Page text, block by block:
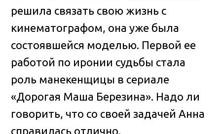
решила связать свою жизнь с
кинематографом, она уже была
состоявшейся моделью. Первой ее
работой по иронии судьбы стала
роль манекенщицы в сериале
«Дорогая Маша Березина». Надо ли
говорить, что со своей задачей Анна
справилась отлично.